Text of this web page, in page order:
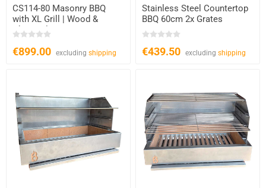
CS114-80 Masonry BBQ
with XL Grill | Wood &
Charcoal
€899.00 excluding shipping
Stainless Steel Countertop
BBQ 60cm 2x Grates
€439.50 excludingshipping